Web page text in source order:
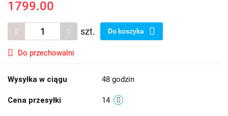
1799.00
szt. Do koszyka
Do przechowalni
Wysyłka w ciągu 48 godzin
Cena przesyłki 14